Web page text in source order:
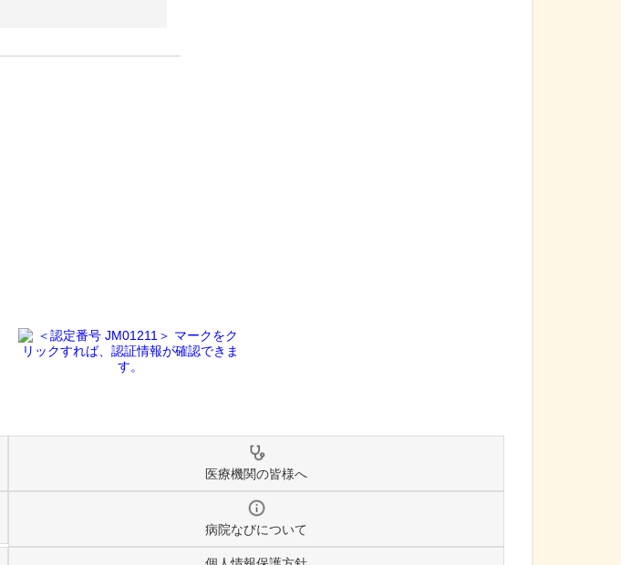
医療機関の皆様へ
病院なびについて